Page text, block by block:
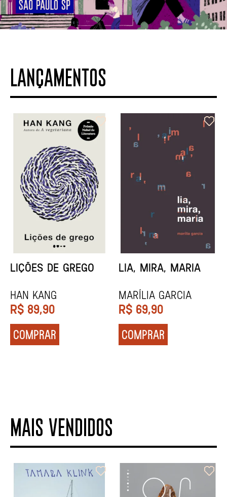
LANÇAMENTOS
MINHA MÃE E A
Marina Tvetáieva
R$ 49,90
COMPRAR
TODA CAIXA-PRETA
Jeovanna Vieira
R$ 89,90
COMPRAR
MAIS VENDIDOS